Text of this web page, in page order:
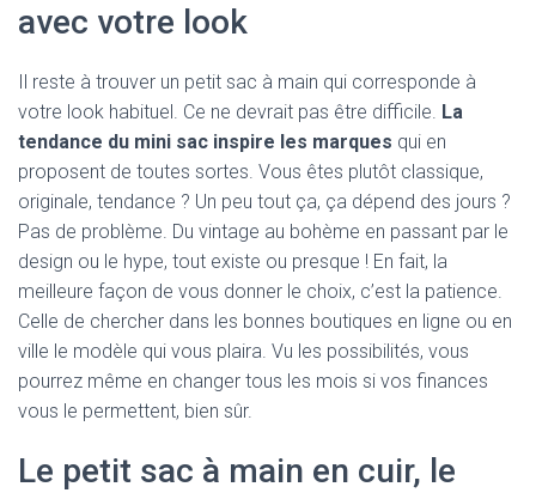
avec votre look
Il reste à trouver un petit sac à main qui corresponde à
votre look habituel. Ce ne devrait pas être difficile. La
tendance du mini sac inspire les marques qui en
proposent de toutes sortes. Vous êtes plutôt classique,
originale, tendance ? Un peu tout ça, ça dépend des jours ?
Pas de problème. Du vintage au bohème en passant par le
design ou le hype, tout existe ou presque ! En fait, la
meilleure façon de vous donner le choix, c’est la patience.
Celle de chercher dans les bonnes boutiques en ligne ou en
ville le modèle qui vous plaira. Vu les possibilités, vous
pourrez même en changer tous les mois si vos finances
vous le permettent, bien sûr.
Le petit sac à main en cuir, le